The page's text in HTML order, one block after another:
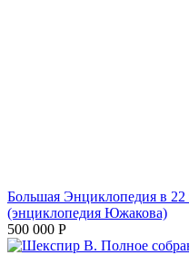
Большая Энциклопедия в
(энциклопедия Южакова)
500 000 Р